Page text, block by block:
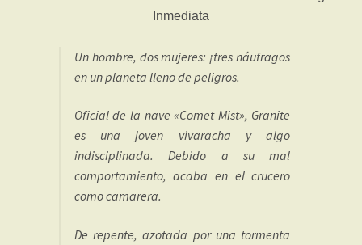
Un hombre, dos mujeres: ¡tres náufragos
en un planeta lleno de peligros.
Oficial de la nave «Comet Mist», Granite
es una joven vivaracha y algo
indisciplinada. Debido a su mal
comportamiento, acaba en el crucero
como camarera.
De repente, azotada por una tormenta